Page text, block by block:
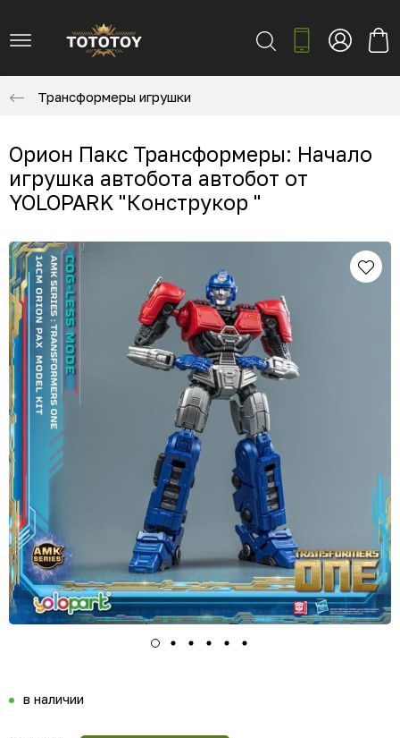
Трансформеры игрушки
Орион Пакс Трансформеры: Начало
игрушка автобота автобот от
YOLOPARK "Конструкор "
в наличии